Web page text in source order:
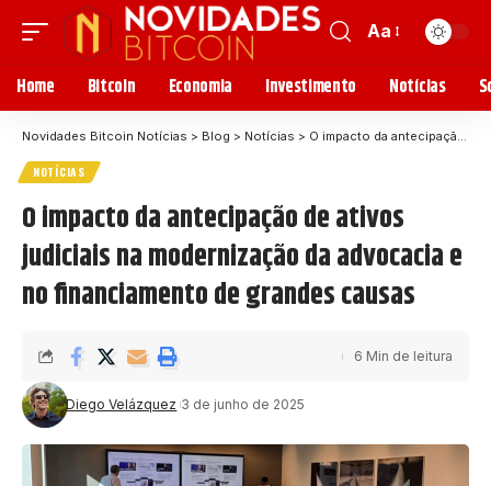
Aa
Home Bitcoin Economia Investimento Notícias
Novidades Bitcoin Notícias > Blog > Notícias > O impacto da antecipação de ativos judiciais na modernização da advocacia e no financiamento de grandes causas
NOTÍCIAS
O impacto da antecipação de ativos
judiciais na modernização da advocacia e
no financiamento de grandes causas
Diego Velázquez 3 de junho de 2025
6 Min de leitura